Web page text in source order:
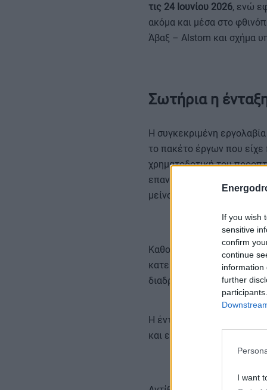
If you wish
sensitive
confirm
continue
information
further
I want
τις 24 Ιουνίου 2026, ενώ
ακόμα και μέσα στο
Άβαξ – Alstom και σχήμα
Σωτήρια η
Η συγκεκριμένη
το πακέτο έργων που είχε
χρηματοδοτική του
επανεξέταση σχεδόν
μείνουν εκτός
Καθοριστικό ρόλο για τη
κατευθύνσεις για
διαδρόμων που συνδέουν
Η ένταξή του στο
και επέτρεψε την